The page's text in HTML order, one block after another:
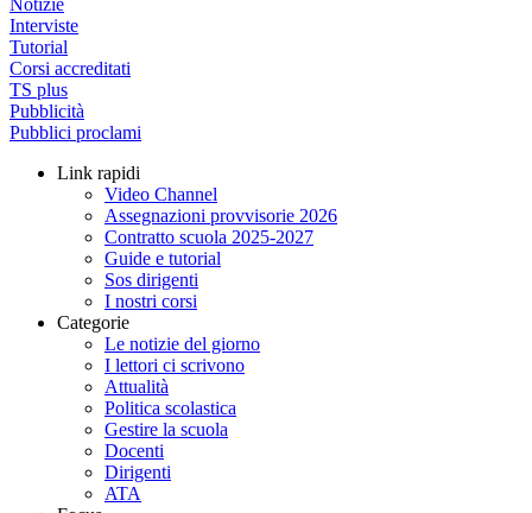
Notizie
Interviste
Tutorial
Corsi accreditati
TS plus
Pubblicità
Pubblici proclami
Link rapidi
Video Channel
Assegnazioni provvisorie 2026
Contratto scuola 2025-2027
Guide e tutorial
Sos dirigenti
I nostri corsi
Categorie
Le notizie del giorno
I lettori ci scrivono
Attualità
Politica scolastica
Gestire la scuola
Docenti
Dirigenti
ATA